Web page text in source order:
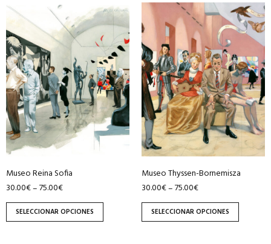
Museo Reina Sofia
30.00€–75.00€
SELECCIONAR OPCIONES
Este
producto
tiene
múltiples
variantes.
Las
opciones
se
pueden
elegir
en
la
página
de
producto
Museo Thyssen-Bornemisza
30.00€–75.00€
SELECCIONAR OPCIONES
Este
producto
tiene
múltiples
variantes.
Las
opciones
se
pueden
elegir
en
la
página
de
producto